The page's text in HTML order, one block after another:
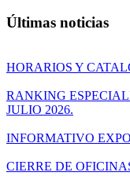
Últimas noticias
HORARIOS Y
RANKING
JULIO 2026.
INFORMATIVO
CIERRE DE